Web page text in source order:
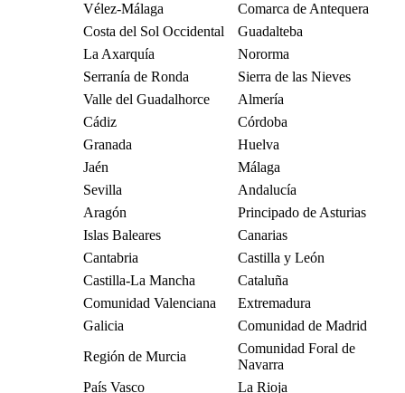
Vélez-Málaga
Comarca de Antequera
Costa del Sol Occidental
Guadalteba
La Axarquía
Nororma
Serranía de Ronda
Sierra de las Nieves
Valle del Guadalhorce
Almería
Cádiz
Córdoba
Granada
Huelva
Jaén
Málaga
Sevilla
Andalucía
Aragón
Principado de Asturias
Islas Baleares
Canarias
Cantabria
Castilla y León
Castilla-La Mancha
Cataluña
Comunidad Valenciana
Extremadura
Galicia
Comunidad de Madrid
Región de Murcia
Comunidad Foral de
Navarra
País Vasco
La Rioja